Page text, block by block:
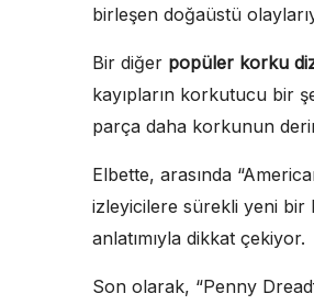
birleşen doğaüstü
Bir diğer popüler korku
kayıpların korkutucu bir
parça daha korkunun
Elbette, arasında
izleyicilere sürekli yeni bir
anlatımıyla dikkat çekiyor.
Son olarak, “Penny